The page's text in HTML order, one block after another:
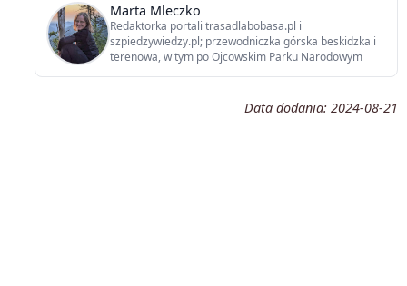
Marta Mleczko
Redaktorka portali trasadlabobasa.pl i
szpiedzywiedzy.pl; przewodniczka górska beskidzka i
terenowa, w tym po Ojcowskim Parku Narodowym
Data dodania: 2024-08-21